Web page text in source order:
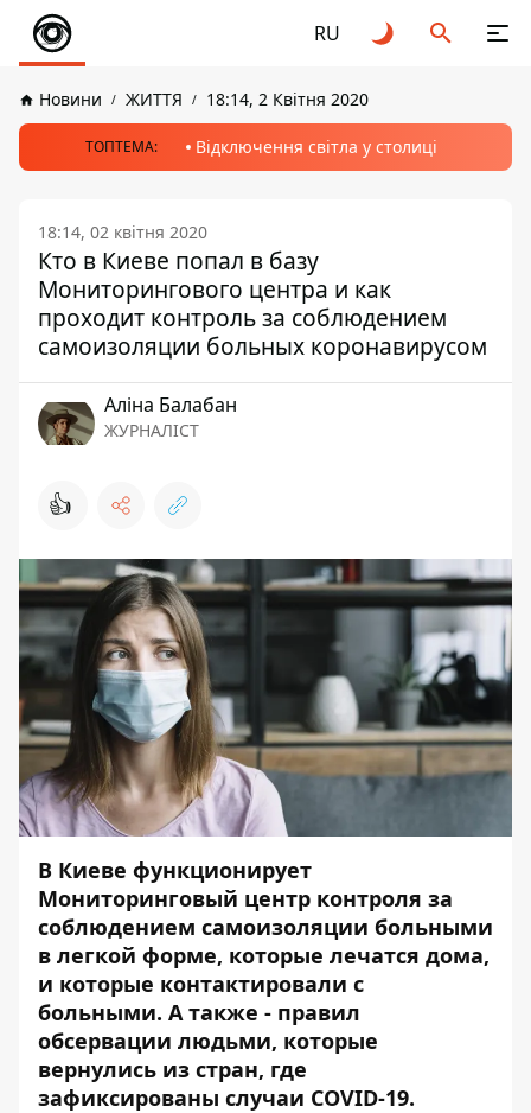
RU
Новини ЖИТТЯ 18:14, 2 Квітня 2020
ТОПТЕМА: Відключення світла у столиці
18:14, 02 квітня 2020
Кто в Киеве попал в базу
Мониторингового центра и как
проходит контроль за соблюдением
самоизоляции больных коронавирусом
Аліна Балабан
ЖУРНАЛІСТ
👍
В Киеве функционирует
Мониторинговый центр контроля за
соблюдением самоизоляции больными
в легкой форме, которые лечатся дома,
и которые контактировали с
больными. А также - правил
обсервации людьми, которые
вернулись из стран, где
зафиксированы случаи COVID-19.